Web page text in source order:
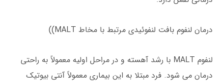
درمان لنفوم بافت لنفوئیدی مرتبط با مخاط MALT))
لنفوم MALT با رشد آهسته و در مراحل اولیه معمولاً به راحتی
درمان می شود. فرد مبتلا به این بیماری معمولاً آنتی بیوتیک